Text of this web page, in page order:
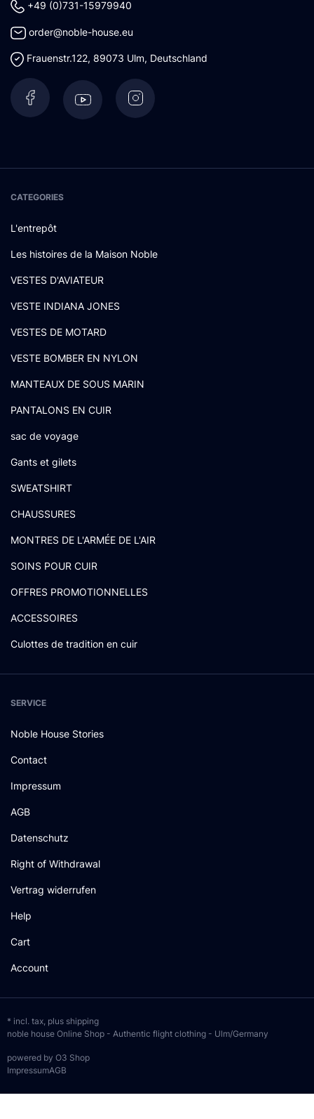
+49 (0)731-15979940
order@noble-house.eu
Frauenstr.122, 89073 Ulm, Deutschland
CATEGORIES
L'entrepôt
Les histoires de la Maison Noble
VESTES D'AVIATEUR
VESTE INDIANA JONES
VESTES DE MOTARD
VESTE BOMBER EN NYLON
MANTEAUX DE SOUS MARIN
PANTALONS EN CUIR
sac de voyage
Gants et gilets
SWEATSHIRT
CHAUSSURES
MONTRES DE L'ARMÉE DE L'AIR
SOINS POUR CUIR
OFFRES PROMOTIONNELLES
ACCESSOIRES
Culottes de tradition en cuir
SERVICE
Noble House Stories
Contact
Impressum
AGB
Datenschutz
Right of Withdrawal
Vertrag widerrufen
Help
Cart
Account
* incl. tax, plus shipping
noble house Online Shop - Authentic flight clothing - Ulm/Germany
powered by O3 Shop
ImpressumAGB